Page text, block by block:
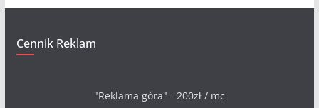
Cennik Reklam
"Reklama góra" - 200zł / mc